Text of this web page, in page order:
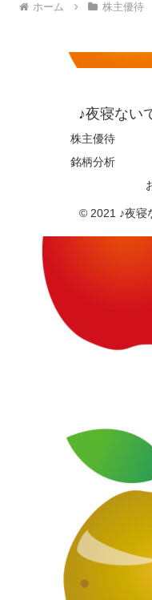
ホーム 株主優待
♪夜寝ない
株主優待
銘柄分析
© 2021 ♪夜寝